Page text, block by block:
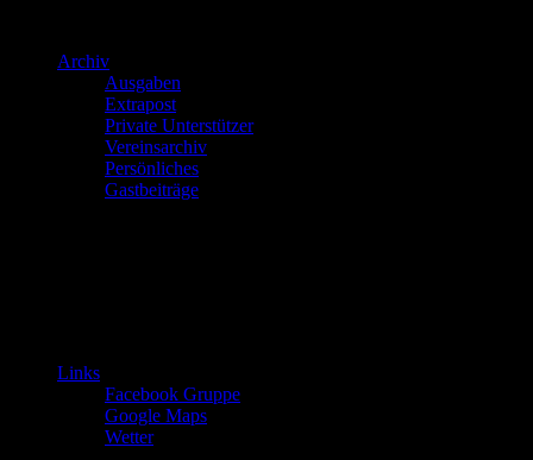
Archiv
Ausgaben
Extrapost
Private Unterstützer
Vereinsarchiv
Persönliches
Gastbeiträge
Links
Facebook Gruppe
Google Maps
Wetter